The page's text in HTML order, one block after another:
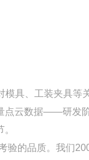
模具、工装夹具等
点云数据——研发
验的品质。我们